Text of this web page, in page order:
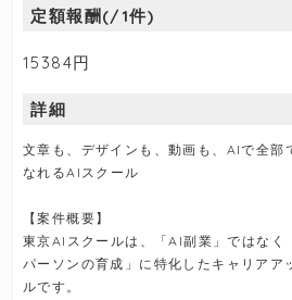
定額報酬(/1件)
15384円
詳細
文章も、デザインも、動画も、AIで全部
なれるAIスクール
【案件概要】
東京AIスクールは、「AI副業」ではなく
パーソンの育成」に特化したキャリアア
ルです。